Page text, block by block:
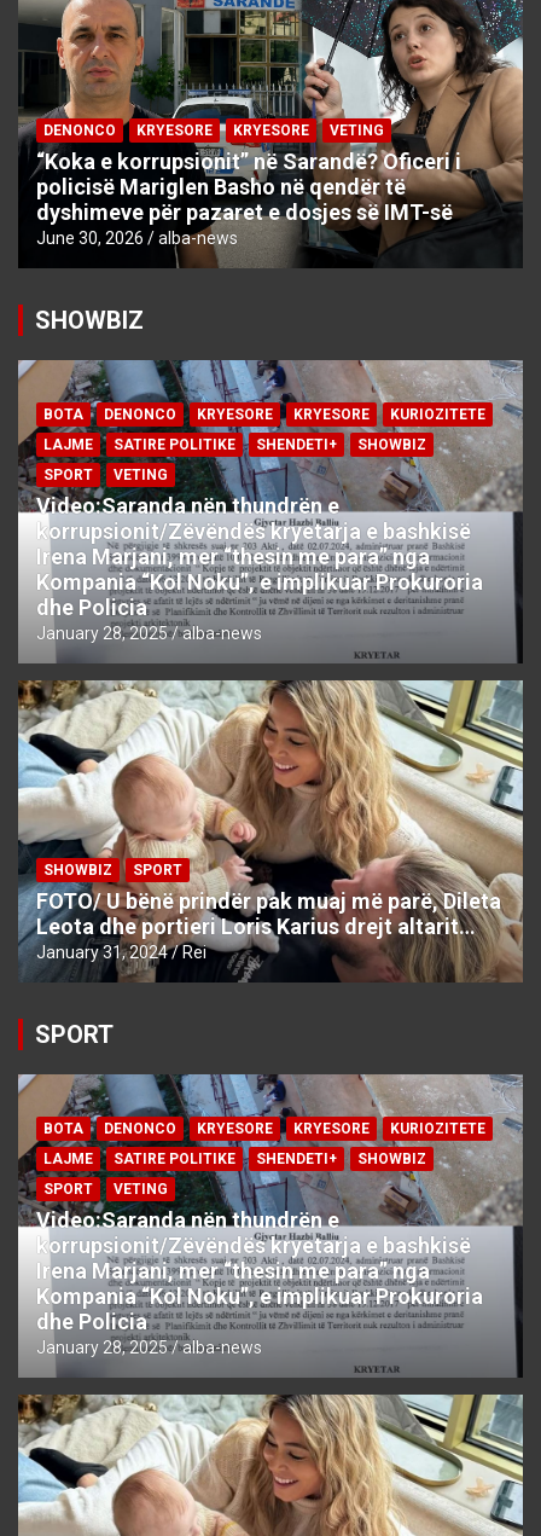
DENONCO KRYESORE KRYESORE VETING
“Koka e korrupsionit” në Sarandë? Oficeri i
policisë Mariglen Basho në qendër të
dyshimeve për pazaret e dosjes së IMT-së
June 30, 2026 alba-news
SHOWBIZ
BOTA DENONCO KRYESORE KRYESORE
KURIOZITETE
LAJME
SATIRE POLITIKE SHENDETI+
SHOWBIZ
SPORT
VETING
Video:Saranda nën thundrën e
korrupsionit/Zëvëndës kryetarja e bashkisë
Irena Marjani, mer “thesin me para” nga
Kompania “Kol Noku”, e implikuar Prokuroria
dhe Policia
January 28, 2025 alba-news
SHOWBIZ SPORT
FOTO/ U bënë prindër pak muaj më parë, Dileta
Leota dhe portieri Loris Karius drejt altarit…
January 31, 2024 Rei
SPORT
BOTA DENONCO KRYESORE KRYESORE
KURIOZITETE
LAJME
SATIRE POLITIKE SHENDETI+
SHOWBIZ
SPORT
VETING
Video:Saranda nën thundrën e
korrupsionit/Zëvëndës kryetarja e bashkisë
Irena Marjani, mer “thesin me para” nga
Kompania “Kol Noku”, e implikuar Prokuroria
dhe Policia
January 28, 2025 alba-news